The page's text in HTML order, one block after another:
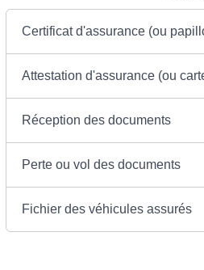
Certificat d'assurance (ou
Attestation d'assurance (ou
Réception des documents
Perte ou vol des documents
Fichier des véhicules assurés